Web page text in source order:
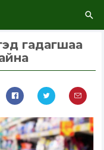
гадагшаа